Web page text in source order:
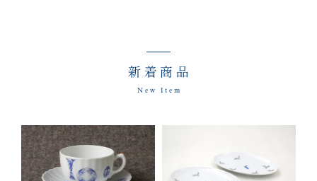
新着商品
New Item